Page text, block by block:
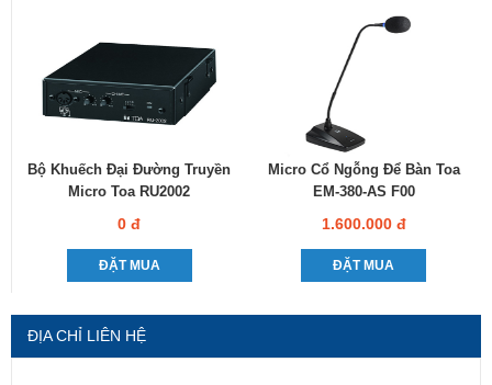
Bộ Khuếch Đại Đường Truyền
Micro Toa RU2002
0 đ
ĐẶT MUA
Micro Cổ Ngỗng Để Bàn Toa
EM-380-AS F00
1.600.000 đ
ĐẶT MUA
ĐỊA CHỈ LIÊN HỆ